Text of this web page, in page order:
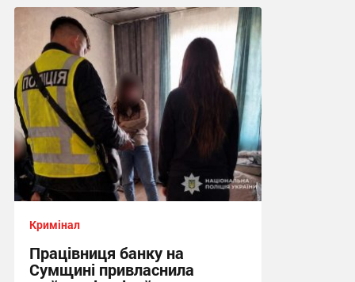
13:34, 6.08.2026
Кримінал
Працівниця банку на
Сумщині привласнила